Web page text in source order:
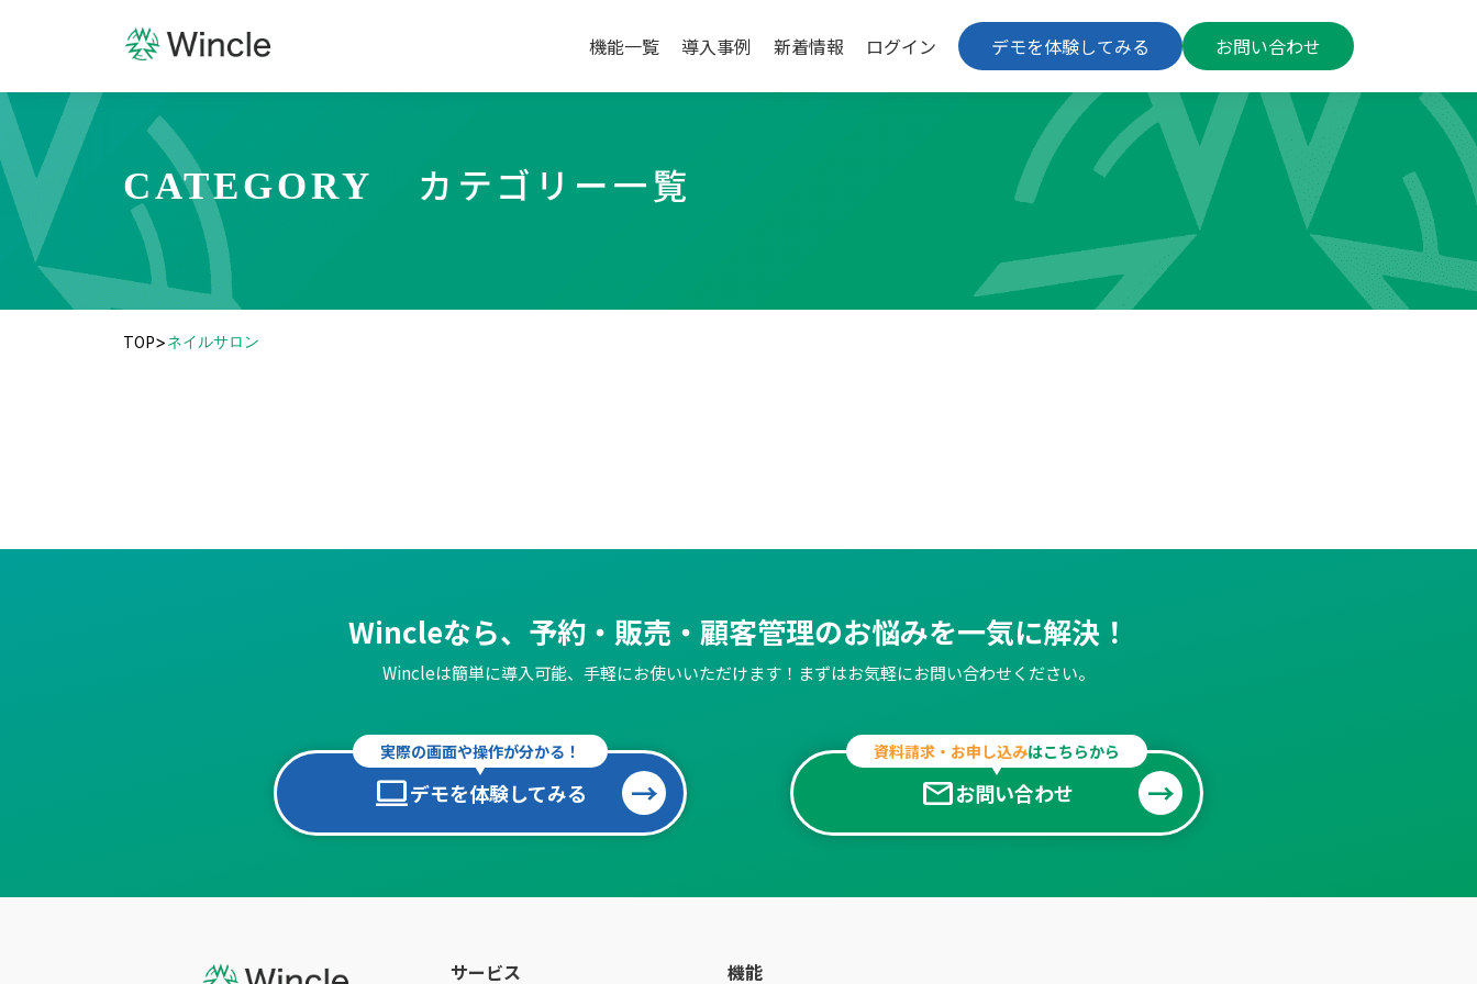
機能一覧 導入事例 新着情報 ログイン デモを体験してみる お問い合わせ
CATEGORY カテゴリー一覧
TOP>ネイルサロン
Wincleなら、予約・販売・ 顧客管理のお悩みを一気に解決！
Wincleは簡単に導入可能、手軽にお使いいただけます！ まずはお気軽にお問い合わせください。
実際の画面や操作が分かる！
computerデモを体験してみる
資料請求・お申し込みはこちらから
mailお問い合わせ
サービス 機能